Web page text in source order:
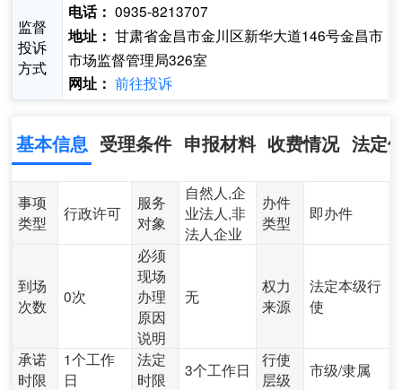
监督
投诉
方式
电话： 0935-8213707
地址： 甘肃省金昌市金川区新华大道146号金昌市
市场监督管理局326室
网址： 前往投诉
基本信息 受理条件 申报材料 收费情况 法定
事项
类型
行政许可
服务
对象
自然人,企
业法人,非
法人企业
办件
类型
即办件
到场
次数
0次
必须
现场
办理
原因
说明
无
权力
来源
法定本级行
使
承诺
时限
1个工作
日
法定
时限
3个工作日
行使
层级
市级/隶属